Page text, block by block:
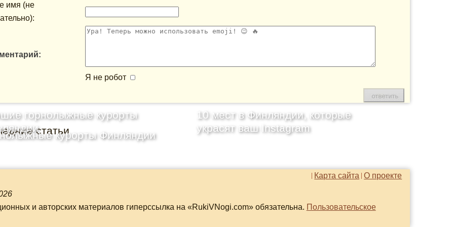
имя (не
Я не робот
статьи
горнолыжные курорты
10 мест в Финляндии, которые
украсят ваш Instagram
курорты Финляндии
О проекте
Карта сайта
и авторских материалов гиперссылка на «RukiVNogi.com» обязательна. Пользовательское